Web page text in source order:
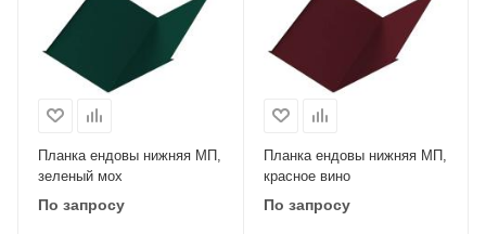
Планка ендовы нижняя МП,
зеленый мох
По запросу
Планка ендовы нижняя МП,
красное вино
По запросу